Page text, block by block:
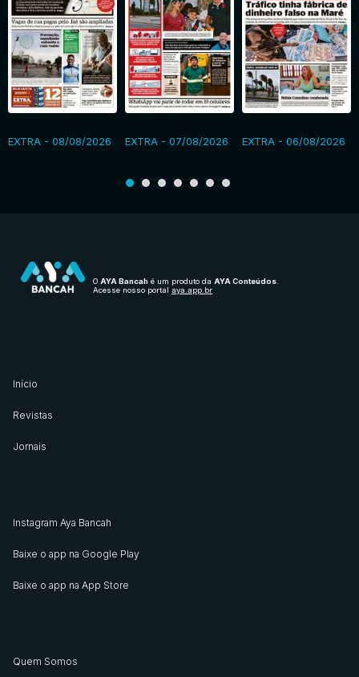
EXTRA - 08/08/2026 EXTRA - 07/08/2026 EXTRA - 06/08/2026
O AYA Bancah é um produto da AYA Conteúdos.
Acesse nosso portal aya.app.br
Início
Revistas
Jornais
Instagram Aya Bancah
Baixe o app na Google Play
Baixe o app na App Store
Quem Somos